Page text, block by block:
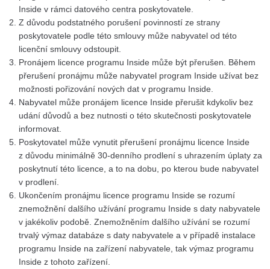
Inside v rámci datového centra poskytovatele.
Z důvodu podstatného porušení povinností ze strany
poskytovatele podle této smlouvy může nabyvatel od této
licenční smlouvy odstoupit.
Pronájem licence programu Inside může být přerušen. Během
přerušení pronájmu může nabyvatel program Inside užívat bez
možnosti pořizování nových dat v programu Inside.
Nabyvatel může pronájem licence Inside přerušit kdykoliv bez
udání důvodů a bez nutnosti o této skutečnosti poskytovatele
informovat.
Poskytovatel může vynutit přerušení pronájmu licence Inside
z důvodu minimálně 30-denního prodlení s uhrazením úplaty za
poskytnutí této licence, a to na dobu, po kterou bude nabyvatel
v prodlení.
Ukončením pronájmu licence programu Inside se rozumí
znemožnění dalšího užívání programu Inside s daty nabyvatele
v jakékoliv podobě. Znemožněním dalšího užívání se rozumí
trvalý výmaz databáze s daty nabyvatele a v případě instalace
programu Inside na zařízení nabyvatele, tak výmaz programu
Inside z tohoto zařízení.